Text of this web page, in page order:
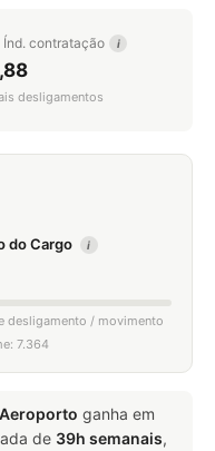
Índ. contratação i
desligamentos
do Cargo i
desligamento / movimento
7.364
ganha em
de 39h semanais,